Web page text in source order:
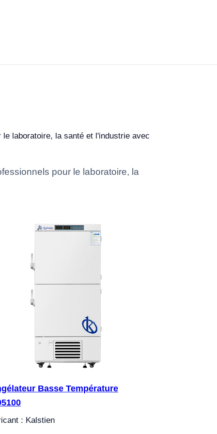
laboratoire, la santé et l'industrie avec
pour le laboratoire, la
Basse Température
: Kalstien